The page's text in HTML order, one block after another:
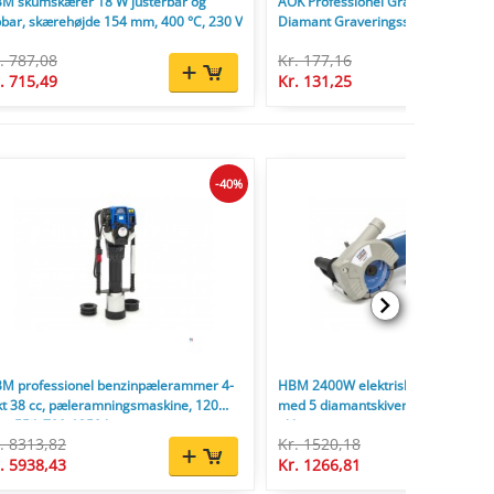
skærehøjde 154 mm, 400 °C, 230 V
787,08
715,49
Diamant Graveringsspids
Kr. 177,16
Kr. 131,25
professionel benzinpælerammer 4-
38 cc, pæleramningsmaskine, 120
55 J, 700-1350 bpm.
8313,82
5938,43
-40%
HBM 2400W elektrisk vægfres/
med 5 diamantskiver, 156 mm, 8-
til beton, mursten og sten.
Kr. 1520,18
Kr. 1266,81